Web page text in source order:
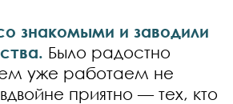
знакомыми и заводили
Было радостно
уже работаем не
приятно — тех, кто